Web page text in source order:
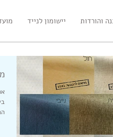
והורדות יישומון לנייד